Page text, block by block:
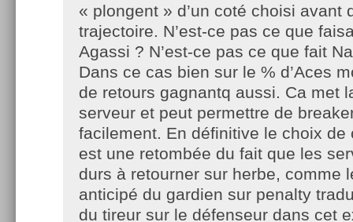
« plongent » d’un coté choisi avant
trajectoire. N’est-ce pas ce que
Agassi ? N’est-ce pas ce que fait
Dans ce cas bien sur le % d’Aces
de retours gagnantq aussi. Ca met
serveur et peut permettre de
facilement. En définitive le choix de
est une retombée du fait que les
durs à retourner sur herbe, comme
anticipé du gardien sur penalty
du tireur sur le défenseur dans cet